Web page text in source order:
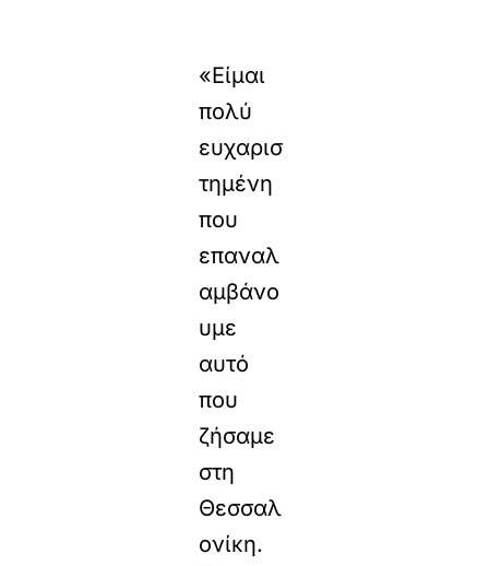
«Είμαι
πολύ
ευχαρισ
τημένη
που
επαναλ
αμβάνο
υμε
αυτό
που
ζήσαμε
στη
Θεσσαλ
ονίκη.